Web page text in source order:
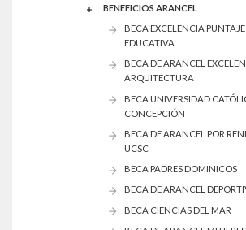
BENEFICIOS ARANCEL
BECA EXCELENCIA
EDUCATIVA
BECA DE ARANCEL
ARQUITECTURA
BECA UNIVERSIDAD
CONCEPCIÓN
BECA DE ARANCEL POR
UCSC
BECA PADRES DOMINICOS
BECA DE ARANCEL
BECA CIENCIAS DEL MAR